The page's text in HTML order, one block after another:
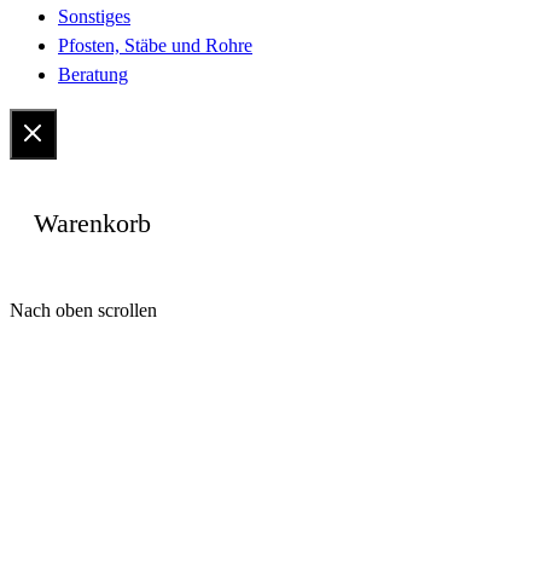
Sonstiges
Pfosten, Stäbe und Rohre
Beratung
Warenkorb
Nach oben scrollen